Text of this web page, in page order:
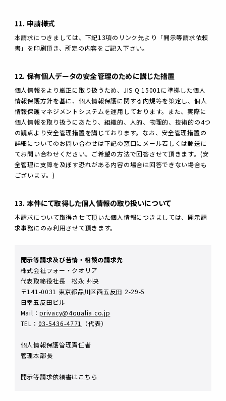
11. 申請様式
本請求につきましては、下記13項のリンク先より「開示等請求依頼
書」を印刷頂き、所定の内容をご記入下さい。
12. 保有個人データの安全管理のために講じた措置
個人情報をより厳正に取り扱うため、JIS Q 15001に準拠した個人
情報保護方針を基に、個人情報保護に関する内規等を策定し、個人
情報保護マネジメントシステムを運用しております。また、実際に
個人情報を取り扱うにあたり、組織的、人的、物理的、技術的の4つ
の観点より安全管理措置を講じております。なお、安全管理措置の
詳細についてのお問い合わせは下記の窓口にメール若しくは郵送に
てお問い合わせください。ご希望の方法で回答させて頂きます。(安
全管理に支障を及ぼす恐れがある内容の場合は回答できない場合も
ございます。)
13. 本件にて取得した個人情報の取り扱いについて
本請求について取得させて頂いた個人情報につきましては、開示請
求事務にのみ利用させて頂きます。
開示等請求及び苦情・相談の請求先
株式会社フォー・クオリア
代表取締役社長 松永 州央
〒141-0031 東京都品川区西五反田 2-29-5
日幸五反田ビル
Mail：privacy@4qualia.co.jp
TEL： 03-5436-4771 （代表）
個人情報保護管理責任者
管理本部長
開示等請求依頼書はこちら